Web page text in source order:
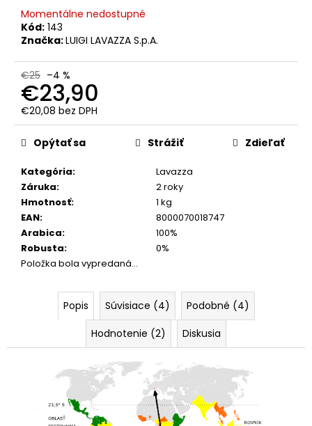
Momentálne nedostupné
Kód: 143
Značka:LUIGI LAVAZZA S.p.A.
€25 –4 %
€23,90
€20,08 bez DPH
Jednotková
cena:
Kategória:
Lavazza
Záruka:
2 roky
Hmotnosť:
1 kg
EAN:
8000070018747
Arabica:
100%
Robusta:
0%
Položka bola vypredaná…
Opýtať sa Strážiť Zdieľať
Popis Súvisiace (4)
Podobné (4)
Hodnotenie (2)
Diskusia